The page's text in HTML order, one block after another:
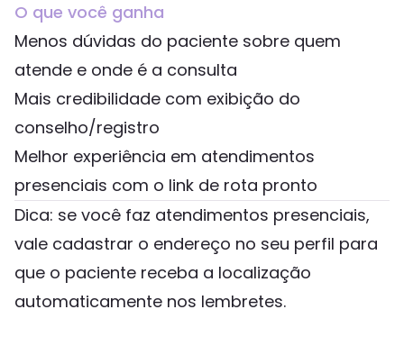
O que você ganha
Menos dúvidas do paciente sobre quem
atende e onde é a consulta
Mais credibilidade com exibição do
conselho/registro
Melhor experiência em atendimentos
presenciais com o link de rota pronto
Dica: se você faz atendimentos presenciais,
vale cadastrar o endereço no seu perfil para
que o paciente receba a localização
automaticamente nos lembretes.